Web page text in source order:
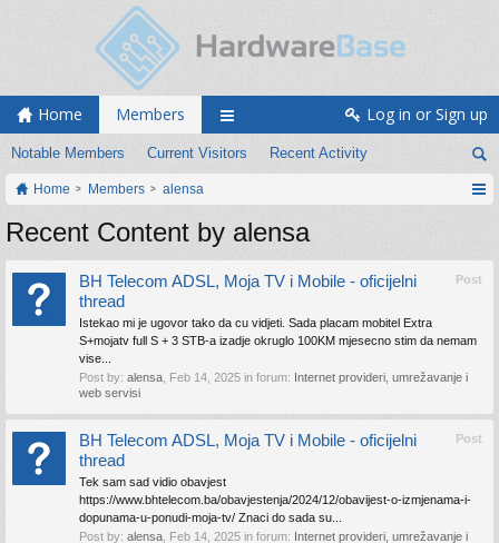
Home Members
Notable Members Current Visitors Recent Activity
Log in or Sign up
Home Members alensa
Recent Content by alensa
Post
BH Telecom ADSL, Moja TV i Mobile - oficijelni
thread
Istekao mi je ugovor tako da cu vidjeti. Sada placam mobitel Extra
S+mojatv full S + 3 STB-a izadje okruglo 100KM mjesecno stim da nemam
vise...
Post by: alensa Feb 14, 2025 in forum: Internet provideri, umrežavanje i
web servisi
Post
BH Telecom ADSL, Moja TV i Mobile - oficijelni
thread
Tek sam sad vidio obavjest
https://www.bhtelecom.ba/obavjestenja/2024/12/obavijest-o-izmjenama-i-
dopunama-u-ponudi-moja-tv/ Znaci do sada su...
Post by: alensa Feb 14, 2025 in forum: Internet provideri, umrežavanje i